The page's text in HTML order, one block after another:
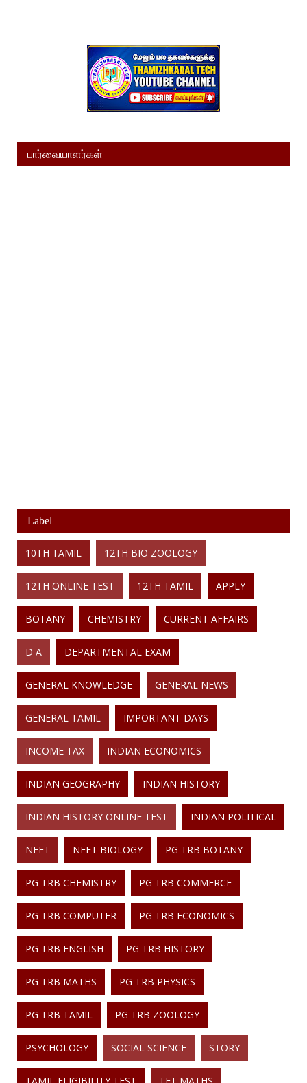
பார்வையாளர்கள்
Label
10TH TAMIL 12TH BIO ZOOLOGY
12TH ONLINE TEST 12TH TAMIL APPLY
BOTANY CHEMISTRY CURRENT AFFAIRS
D A DEPARTMENTAL EXAM
GENERAL KNOWLEDGE GENERAL NEWS
GENERAL TAMIL IMPORTANT DAYS
INCOME TAX INDIAN ECONOMICS
INDIAN GEOGRAPHY INDIAN HISTORY
INDIAN HISTORY ONLINE TEST INDIAN POLITICAL
NEET NEET BIOLOGY PG TRB BOTANY
PG TRB CHEMISTRY PG TRB COMMERCE
PG TRB COMPUTER PG TRB ECONOMICS
PG TRB ENGLISH PG TRB HISTORY
PG TRB MATHS PG TRB PHYSICS
PG TRB TAMIL PG TRB ZOOLOGY
PSYCHOLOGY SOCIAL SCIENCE STORY